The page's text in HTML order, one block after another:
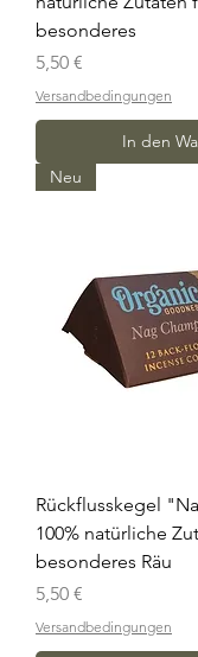
besonderes
Preis
5,50 €
Versandbedingungen
In den
Neu
Rückflusskegel
100% natürliche
besonderes Räu
Preis
5,50 €
Versandbedingungen